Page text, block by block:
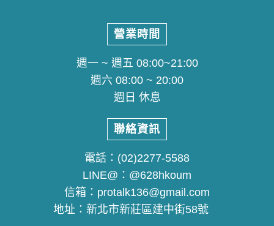
營業時間
週一 ~ 週五 08:00~21:00
週六 08:00 ~ 20:00
週日 休息
聯絡資訊
電話： (02)2277-5588
LINE@： @628hkoum
信箱： protalk136@gmail.com
地址： 新北市新莊區建中街58號